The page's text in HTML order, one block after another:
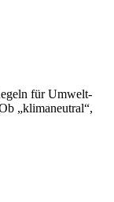
für Umwelt-
„klimaneutral“,